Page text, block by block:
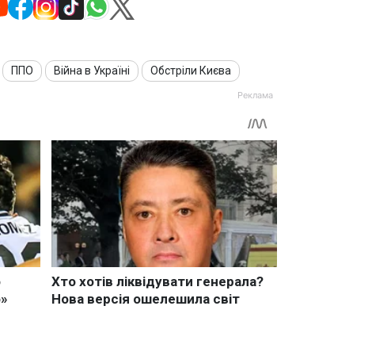
ППО Війна в Україні Обстріли Києва